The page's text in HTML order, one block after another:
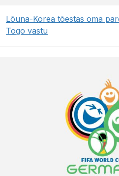
Lõuna-Korea tõestas oma
Togo vastu